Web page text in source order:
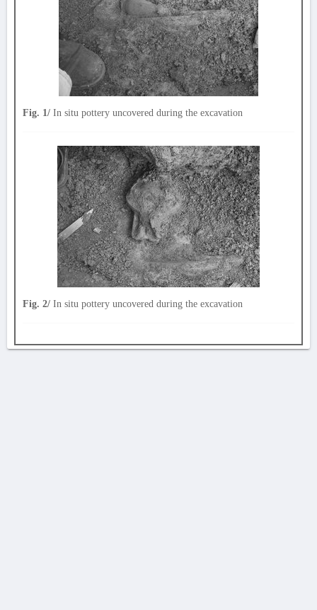
Fig. 1/ In situ pottery uncovered during the excavation
Fig. 2/ In situ pottery uncovered during the excavation